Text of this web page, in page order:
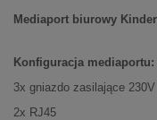
Mediaport biurowy
Konfiguracja mediaportu:
3x gniazdo zasilające 230V
2x RJ45